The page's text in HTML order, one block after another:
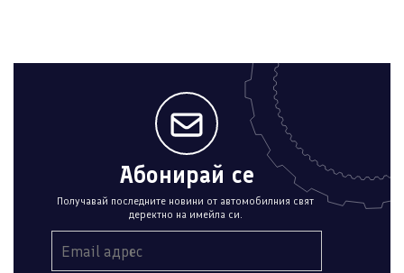
Абонирай се
Получавай последните новини от автомобилния свят
деректно на имейла си.